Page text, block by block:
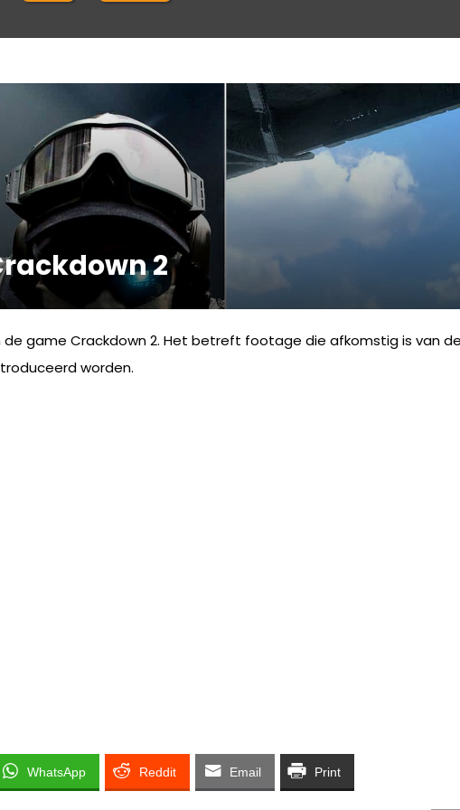
2
de game Crackdown 2. Het betreft footage die afkomstig is van
worden.
WhatsApp Reddit Email Print